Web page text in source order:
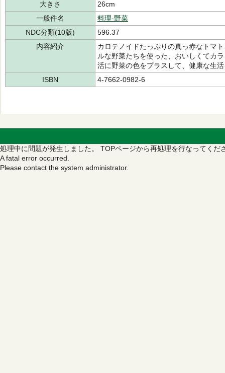
大きさ
26cm
一般件名
料理-野菜
NDC分類(10版)
596.37
内容紹介
カロテノイドたっぷりの真っ赤なトマ
ルな野菜たちを使った、おいしくてカ
活に野菜の色をプラスして、健康な生
ISBN
4-7662-0982-6
処理中に問題が発生しました。 TOPページから再処理を行なってくだ
A fatal error occurred.
Please contact the system administrator.